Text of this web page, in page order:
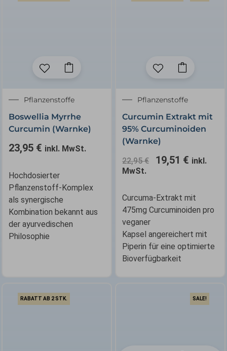
Pflanzenstoffe
Boswellia Myrrhe
Curcumin (Warnke)
23,95 € inkl. MwSt.
Hochdosierter
Pflanzenstoff-Komplex
als synergische
Kombination bekannt aus
der ayurvedischen
Philosophie
Pflanzenstoffe
Curcumin Extrakt mit
95% Curcuminoiden
(Warnke)
22,95€
Ursprünglicher
Preis
war:
22,95 €
19,51 €
Preis
ist:
19,51 €.
inkl.
MwSt.
Curcuma-Extrakt mit
475mg Curcuminoiden pro
veganer
Kapsel angereichert mit
Piperin für eine optimierte
Bioverfügbarkeit
RABATT AB 2 STK. SALE!